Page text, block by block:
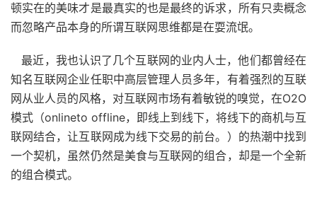
顿实在的美味才是最真实的也是最终的诉求，所有只卖概念
而忽略产品本身的所谓互联网思维都是在耍流氓。
最近，我也认识了几个互联网的业内人士，他们都曾经在
知名互联网企业任职中高层管理人员多年，有着强烈的互联
网从业人员的风格，对互联网市场有着敏锐的嗅觉，在O2O
模式（onlineto offline，即线上到线下，将线下的商机与互
联网结合，让互联网成为线下交易的前台。）的热潮中找到
一个契机，虽然仍然是美食与互联网的组合，却是一个全新
的组合模式。